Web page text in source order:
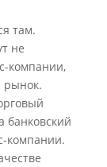
там.
не
компании,
рынок.
банковский
компании.